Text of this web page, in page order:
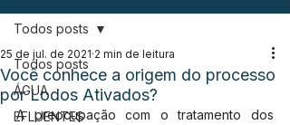
Todos posts
ÁGUA
EFLUENTES
Todos posts
Você conhece a origem do processo
por Lodos Ativados?
25 de jul. de 2021 2 min de leitura
A preocupação com o tratamento dos